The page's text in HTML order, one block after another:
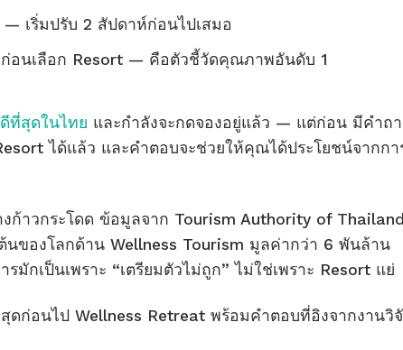
เริ่มปรับ 2 สัปดาห์ก่อนไปเสมอ
อนเลือก Resort — คือตัวชี้วัดคุณภาพอันดับ 1
ที่สุดในไทย และกำลังจะกดจองอยู่แล้ว — แต่ก่อน มีคำถ
ได้แล้ว และคำตอบจะช่วยให้คุณได้ประโยชน์จากกา
งก้าวกระโดด ข้อมูลจาก Tourism Authority of
นของโลกด้าน Wellness Tourism มูลค่ากว่า 6 พันล้าน
มักเป็นเพราะ “เตรียมตัวไม่ถูก” ไม่ใช่เพราะ Resort แย่
ก่อนไป Wellness Retreat พร้อมคำตอบที่อิงจากงานวิ